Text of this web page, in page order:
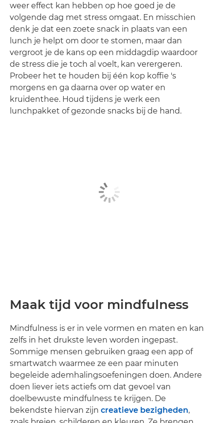
weer effect kan hebben op hoe goed je de
volgende dag met stress omgaat. En misschien
denk je dat een zoete snack in plaats van een
lunch je helpt om door te stomen, maar dan
vergroot je de kans op een middagdip waardoor
de stress die je toch al voelt, kan verergeren.
Probeer het te houden bij één kop koffie 's
morgens en ga daarna over op water en
kruidenthee. Houd tijdens je werk een
lunchpakket of gezonde snacks bij de hand.
Maak tijd voor mindfulness
Mindfulness is er in vele vormen en maten en kan
zelfs in het drukste leven worden ingepast.
Sommige mensen gebruiken graag een app of
smartwatch waarmee ze een paar minuten
begeleide ademhalingsoefeningen doen. Andere
doen liever iets actiefs om dat gevoel van
doelbewuste mindfulness te krijgen. De
bekendste hiervan zijn creatieve bezigheden,